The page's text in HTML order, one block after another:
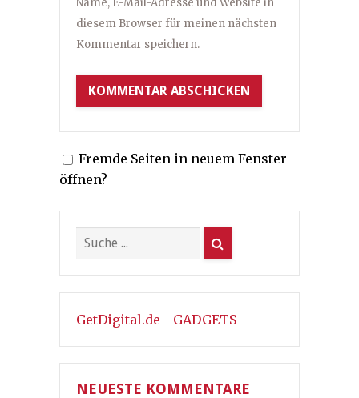
diesem Browser für meinen nächsten
Kommentar speichern.
Fremde Seiten in neuem Fenster
öffnen?
GetDigital.de - GADGETS
NEUESTE KOMMENTARE